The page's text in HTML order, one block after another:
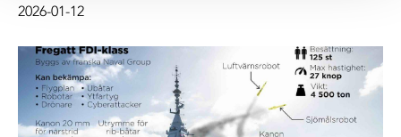
2026-01-12